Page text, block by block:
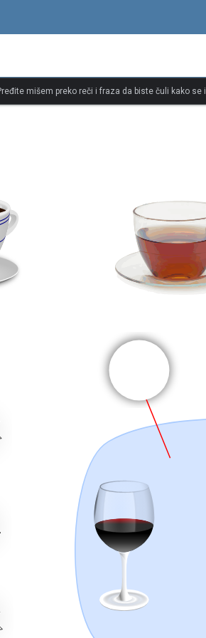
mišem preko reči i fraza da biste čuli kako se